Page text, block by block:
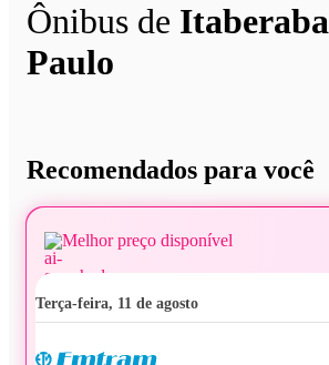
Ônibus de Itaberaba
Paulo
Recomendados para você
Melhor preço disponível
terça-feira, 11 de agosto